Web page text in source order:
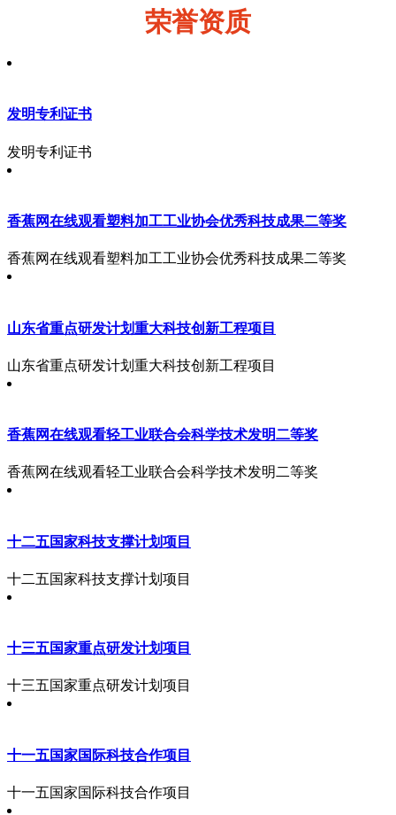
荣誉资质
发明专利证书
发明专利证书
香蕉网在线观看塑料加工工业协会优秀科技成果二等奖
香蕉网在线观看塑料加工工业协会优秀科技成果二等奖
山东省重点研发计划重大科技创新工程项目
山东省重点研发计划重大科技创新工程项目
香蕉网在线观看轻工业联合会科学技术发明二等奖
香蕉网在线观看轻工业联合会科学技术发明二等奖
十二五国家科技支撑计划项目
十二五国家科技支撑计划项目
十三五国家重点研发计划项目
十三五国家重点研发计划项目
十一五国家国际科技合作项目
十一五国家国际科技合作项目